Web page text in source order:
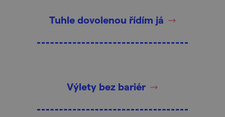
Tuhle dovolenou řídím já
Výlety bez bariér